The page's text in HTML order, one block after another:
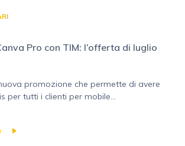
Pro con TIM: l’offerta di luglio
promozione che permette di avere
per tutti i clienti per mobile...